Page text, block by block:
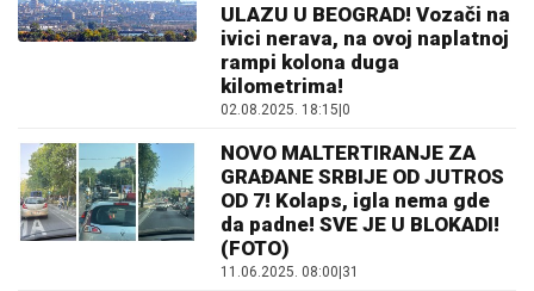
ULAZU U BEOGRAD! Vozači na
ivici nerava, na ovoj naplatnoj
rampi kolona duga
kilometrima!
02.08.2025. 18:15 0
NOVO MALTERTIRANJE ZA
GRAĐANE SRBIJE OD JUTROS
OD 7! Kolaps, igla nema gde
da padne! SVE JE U BLOKADI!
(FOTO)
11.06.2025. 08:00 31